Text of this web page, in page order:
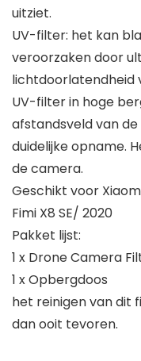
uitziet.
UV-filter: het kan
veroorzaken door
lichtdoorlatendheid
UV-filter in hoge
afstandsveld van
duidelijke opname.
de camera.
Geschikt voor
Fimi X8 SE/ 2020
Pakket lijst:
1 x Drone Camera
1 x Opbergdoos
het reinigen van dit
dan ooit tevoren.